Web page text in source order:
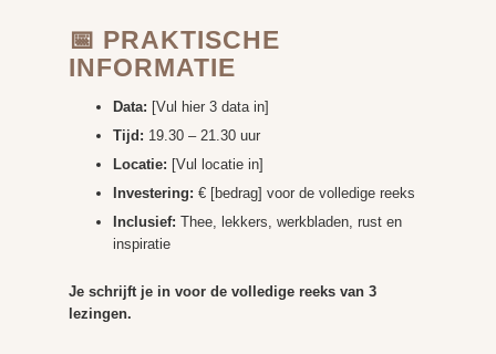
📅 PRAKTISCHE
INFORMATIE
Data: [Vul hier 3 data in]
Tijd: 19.30 – 21.30 uur
Locatie: [Vul locatie in]
Investering: € [bedrag] voor de volledige reeks
Inclusief: Thee, lekkers, werkbladen, rust en
inspiratie
Je schrijft je in voor de volledige reeks van 3
lezingen.